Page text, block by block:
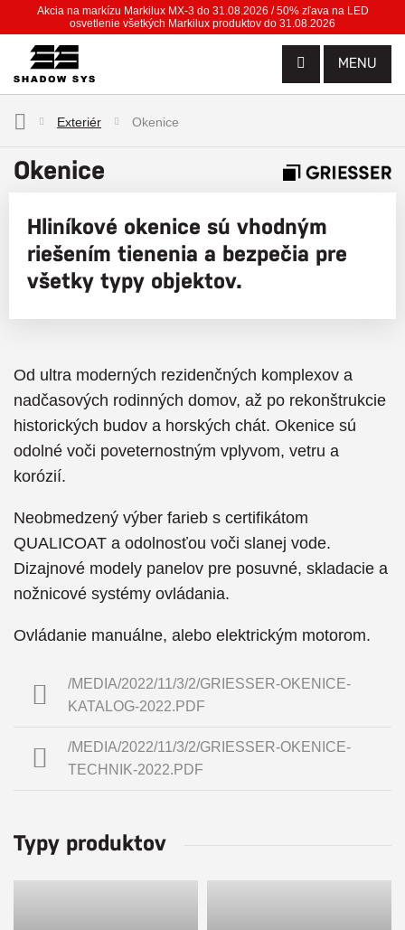
Akcia na markízu Markilux MX-3 do 31.08.2026 / 50% zľava na LED
osvetlenie všetkých Markilux produktov do 31.08.2026
MENU
Exteriér Okenice
Okenice
Hliníkové okenice sú vhodným
riešením tienenia a bezpečia pre
všetky typy objektov.
Od ultra moderných rezidenčných komplexov a
nadčasových rodinných domov, až po rekonštrukcie
historických budov a horských chát. Okenice sú
odolné voči poveternostným vplyvom, vetru a
korózií.
Neobmedzený výber farieb s certifikátom
QUALICOAT a odolnosťou voči slanej vode.
Dizajnové modely panelov pre posuvné, skladacie a
nožnicové systémy ovládania.
Ovládanie manuálne, alebo elektrickým motorom.
/MEDIA/2022/11/3/2/GRIESSER-OKENICE-
KATALOG-2022.PDF
/MEDIA/2022/11/3/2/GRIESSER-OKENICE-
TECHNIK-2022.PDF
Typy produktov